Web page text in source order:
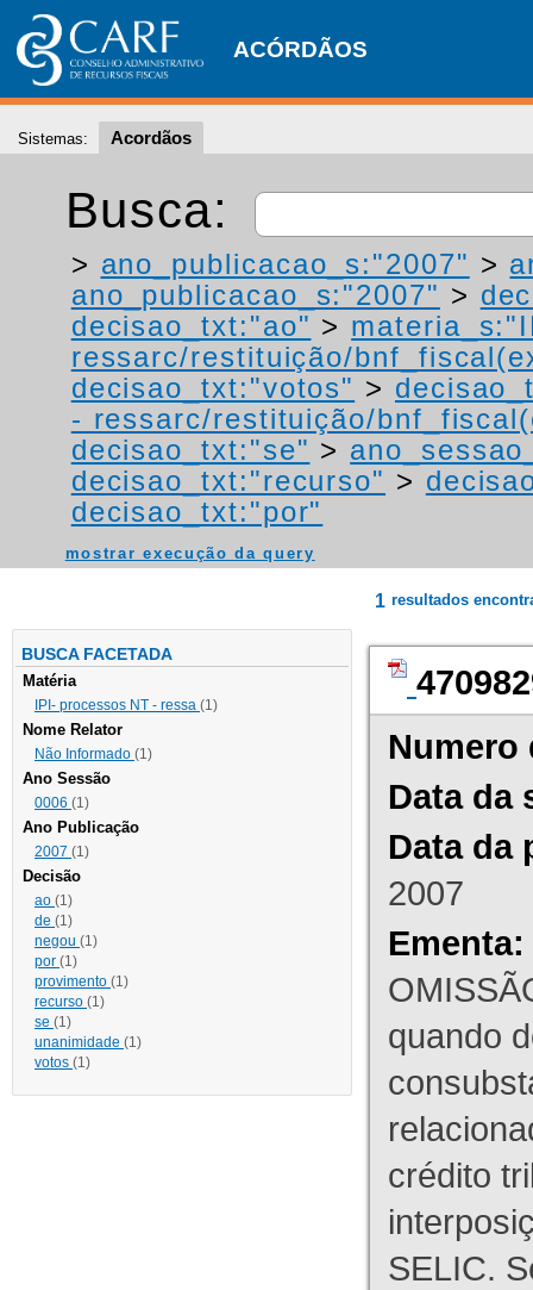
ACÓRDÃOS
Sistemas: Acordãos
Busca:
> ano_publicacao_s:"2007" >
ano_publicacao_s:"2007" >
decisao_txt:"ao" >
ressarc/restituição/
decisao_txt:"votos" >
- ressarc/restituição/
decisao_txt:"se" >
decisao_txt:"recurso" >
decisao_txt:"por"
mostrar execução da query
BUSCA FACETADA
Matéria
IPI- processos NT - ressa (1)
Nome Relator
Não Informado (1)
Ano Sessão
0006 (1)
Ano Publicação
2007 (1)
Decisão
ao (1)
de (1)
negou (1)
por (1)
provimento (1)
recurso (1)
se (1)
unanimidade (1)
votos (1)
1 resultados
Numero
Data da
Data da
2007
Ementa:
quando
crédito
SELIC.